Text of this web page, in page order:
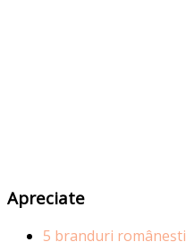
Apreciate
5 branduri